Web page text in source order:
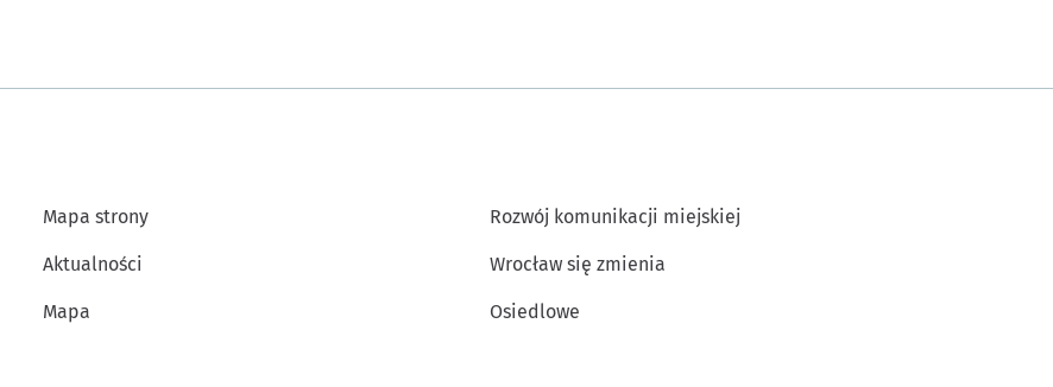
Mapa strony
Aktualności
Mapa
Rozwój komunikacji miejskiej
Wrocław się zmienia
Osiedlowe